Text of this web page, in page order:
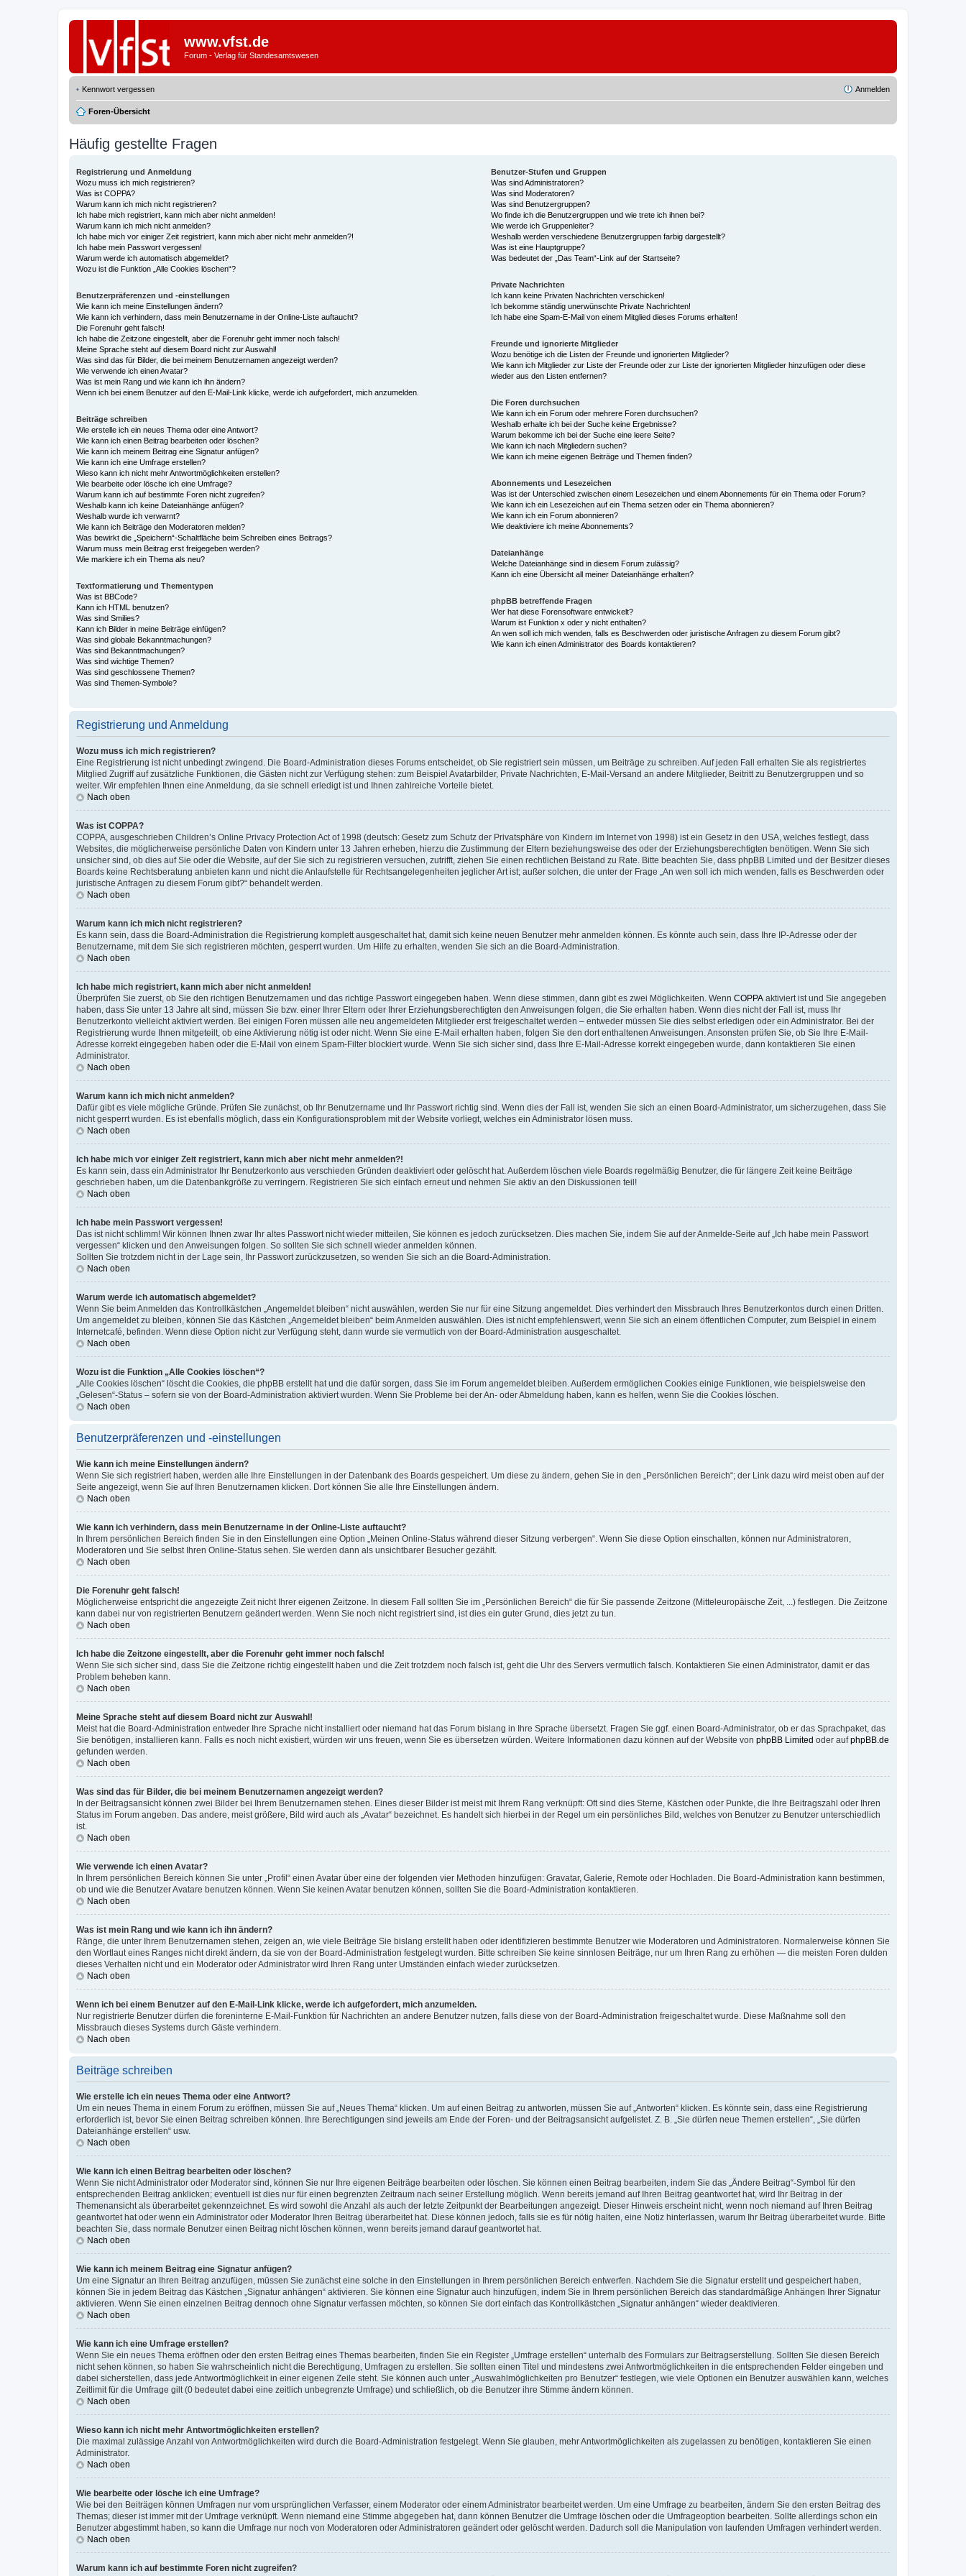
www.vfst.de
Forum - Verlag für Standesamtswesen
Kennwort vergessen Anmelden
Foren-Übersicht
Häufig gestellte Fragen
Registrierung und Anmeldung
Wozu muss ich mich registrieren?
Was ist COPPA?
Warum kann ich mich nicht registrieren?
Ich habe mich registriert, kann mich aber nicht anmelden!
Warum kann ich mich nicht anmelden?
Ich habe mich vor einiger Zeit registriert, kann mich aber nicht mehr anmelden?!
Ich habe mein Passwort vergessen!
Warum werde ich automatisch abgemeldet?
Wozu ist die Funktion „Alle Cookies löschen“?
Benutzerpräferenzen und -einstellungen
Wie kann ich meine Einstellungen ändern?
Wie kann ich verhindern, dass mein Benutzername in der Online-Liste auftaucht?
Die Forenuhr geht falsch!
Ich habe die Zeitzone eingestellt, aber die Forenuhr geht immer noch falsch!
Meine Sprache steht auf diesem Board nicht zur Auswahl!
Was sind das für Bilder, die bei meinem Benutzernamen angezeigt werden?
Wie verwende ich einen Avatar?
Was ist mein Rang und wie kann ich ihn ändern?
Wenn ich bei einem Benutzer auf den E-Mail-Link klicke, werde ich aufgefordert, mich anzumelden.
Beiträge schreiben
Wie erstelle ich ein neues Thema oder eine Antwort?
Wie kann ich einen Beitrag bearbeiten oder löschen?
Wie kann ich meinem Beitrag eine Signatur anfügen?
Wie kann ich eine Umfrage erstellen?
Wieso kann ich nicht mehr Antwortmöglichkeiten erstellen?
Wie bearbeite oder lösche ich eine Umfrage?
Warum kann ich auf bestimmte Foren nicht zugreifen?
Weshalb kann ich keine Dateianhänge anfügen?
Weshalb wurde ich verwarnt?
Wie kann ich Beiträge den Moderatoren melden?
Was bewirkt die „Speichern“-Schaltfläche beim Schreiben eines Beitrags?
Warum muss mein Beitrag erst freigegeben werden?
Wie markiere ich ein Thema als neu?
Textformatierung und Thementypen
Was ist BBCode?
Kann ich HTML benutzen?
Was sind Smilies?
Kann ich Bilder in meine Beiträge einfügen?
Was sind globale Bekanntmachungen?
Was sind Bekanntmachungen?
Was sind wichtige Themen?
Was sind geschlossene Themen?
Was sind Themen-Symbole?
Benutzer-Stufen und Gruppen
Was sind Administratoren?
Was sind Moderatoren?
Was sind Benutzergruppen?
Wo finde ich die Benutzergruppen und wie trete ich ihnen bei?
Wie werde ich Gruppenleiter?
Weshalb werden verschiedene Benutzergruppen farbig dargestellt?
Was ist eine Hauptgruppe?
Was bedeutet der „Das Team“-Link auf der Startseite?
Private Nachrichten
Ich kann keine Privaten Nachrichten verschicken!
Ich bekomme ständig unerwünschte Private Nachrichten!
Ich habe eine Spam-E-Mail von einem Mitglied dieses Forums erhalten!
Freunde und ignorierte Mitglieder
Wozu benötige ich die Listen der Freunde und ignorierten Mitglieder?
Wie kann ich Mitglieder zur Liste der Freunde oder zur Liste der ignorierten Mitglieder hinzufügen oder diese
wieder aus den Listen entfernen?
Die Foren durchsuchen
Wie kann ich ein Forum oder mehrere Foren durchsuchen?
Weshalb erhalte ich bei der Suche keine Ergebnisse?
Warum bekomme ich bei der Suche eine leere Seite?
Wie kann ich nach Mitgliedern suchen?
Wie kann ich meine eigenen Beiträge und Themen finden?
Abonnements und Lesezeichen
Was ist der Unterschied zwischen einem Lesezeichen und einem Abonnements für ein Thema oder Forum?
Wie kann ich ein Lesezeichen auf ein Thema setzen oder ein Thema abonnieren?
Wie kann ich ein Forum abonnieren?
Wie deaktiviere ich meine Abonnements?
Dateianhänge
Welche Dateianhänge sind in diesem Forum zulässig?
Kann ich eine Übersicht all meiner Dateianhänge erhalten?
phpBB betreffende Fragen
Wer hat diese Forensoftware entwickelt?
Warum ist Funktion x oder y nicht enthalten?
An wen soll ich mich wenden, falls es Beschwerden oder juristische Anfragen zu diesem Forum gibt?
Wie kann ich einen Administrator des Boards kontaktieren?
Registrierung und Anmeldung
Wozu muss ich mich registrieren?
Eine Registrierung ist nicht unbedingt zwingend. Die Board-Administration dieses Forums entscheidet, ob Sie registriert sein müssen, um Beiträge zu schreiben. Auf jeden Fall erhalten Sie als registriertes
Mitglied Zugriff auf zusätzliche Funktionen, die Gästen nicht zur Verfügung stehen: zum Beispiel Avatarbilder, Private Nachrichten, E-Mail-Versand an andere Mitglieder, Beitritt zu Benutzergruppen und so
weiter. Wir empfehlen Ihnen eine Anmeldung, da sie schnell erledigt ist und Ihnen zahlreiche Vorteile bietet.
Nach oben
Was ist COPPA?
COPPA, ausgeschrieben Children’s Online Privacy Protection Act of 1998 (deutsch: Gesetz zum Schutz der Privatsphäre von Kindern im Internet von 1998) ist ein Gesetz in den USA, welches festlegt, dass
Websites, die möglicherweise persönliche Daten von Kindern unter 13 Jahren erheben, hierzu die Zustimmung der Eltern beziehungsweise des oder der Erziehungsberechtigten benötigen. Wenn Sie sich
unsicher sind, ob dies auf Sie oder die Website, auf der Sie sich zu registrieren versuchen, zutrifft, ziehen Sie einen rechtlichen Beistand zu Rate. Bitte beachten Sie, dass phpBB Limited und der Besitzer dieses
Boards keine Rechtsberatung anbieten kann und nicht die Anlaufstelle für Rechtsangelegenheiten jeglicher Art ist; außer solchen, die unter der Frage „An wen soll ich mich wenden, falls es Beschwerden oder
juristische Anfragen zu diesem Forum gibt?“ behandelt werden.
Nach oben
Warum kann ich mich nicht registrieren?
Es kann sein, dass die Board-Administration die Registrierung komplett ausgeschaltet hat, damit sich keine neuen Benutzer mehr anmelden können. Es könnte auch sein, dass Ihre IP-Adresse oder der
Benutzername, mit dem Sie sich registrieren möchten, gesperrt wurden. Um Hilfe zu erhalten, wenden Sie sich an die Board-Administration.
Nach oben
Ich habe mich registriert, kann mich aber nicht anmelden!
Überprüfen Sie zuerst, ob Sie den richtigen Benutzernamen und das richtige Passwort eingegeben haben. Wenn diese stimmen, dann gibt es zwei Möglichkeiten. Wenn COPPA aktiviert ist und Sie angegeben
haben, dass Sie unter 13 Jahre alt sind, müssen Sie bzw. einer Ihrer Eltern oder Ihrer Erziehungsberechtigten den Anweisungen folgen, die Sie erhalten haben. Wenn dies nicht der Fall ist, muss Ihr
Benutzerkonto vielleicht aktiviert werden. Bei einigen Foren müssen alle neu angemeldeten Mitglieder erst freigeschaltet werden – entweder müssen Sie dies selbst erledigen oder ein Administrator. Bei der
Registrierung wurde Ihnen mitgeteilt, ob eine Aktivierung nötig ist oder nicht. Wenn Sie eine E-Mail erhalten haben, folgen Sie den dort enthaltenen Anweisungen. Ansonsten prüfen Sie, ob Sie Ihre E-Mail-
Adresse korrekt eingegeben haben oder die E-Mail von einem Spam-Filter blockiert wurde. Wenn Sie sich sicher sind, dass Ihre E-Mail-Adresse korrekt eingegeben wurde, dann kontaktieren Sie einen
Administrator.
Nach oben
Warum kann ich mich nicht anmelden?
Dafür gibt es viele mögliche Gründe. Prüfen Sie zunächst, ob Ihr Benutzername und Ihr Passwort richtig sind. Wenn dies der Fall ist, wenden Sie sich an einen Board-Administrator, um sicherzugehen, dass Sie
nicht gesperrt wurden. Es ist ebenfalls möglich, dass ein Konfigurationsproblem mit der Website vorliegt, welches ein Administrator lösen muss.
Nach oben
Ich habe mich vor einiger Zeit registriert, kann mich aber nicht mehr anmelden?!
Es kann sein, dass ein Administrator Ihr Benutzerkonto aus verschieden Gründen deaktiviert oder gelöscht hat. Außerdem löschen viele Boards regelmäßig Benutzer, die für längere Zeit keine Beiträge
geschrieben haben, um die Datenbankgröße zu verringern. Registrieren Sie sich einfach erneut und nehmen Sie aktiv an den Diskussionen teil!
Nach oben
Ich habe mein Passwort vergessen!
Das ist nicht schlimm! Wir können Ihnen zwar Ihr altes Passwort nicht wieder mitteilen, Sie können es jedoch zurücksetzen. Dies machen Sie, indem Sie auf der Anmelde-Seite auf „Ich habe mein Passwort
vergessen“ klicken und den Anweisungen folgen. So sollten Sie sich schnell wieder anmelden können.
Sollten Sie trotzdem nicht in der Lage sein, Ihr Passwort zurückzusetzen, so wenden Sie sich an die Board-Administration.
Nach oben
Warum werde ich automatisch abgemeldet?
Wenn Sie beim Anmelden das Kontrollkästchen „Angemeldet bleiben“ nicht auswählen, werden Sie nur für eine Sitzung angemeldet. Dies verhindert den Missbrauch Ihres Benutzerkontos durch einen Dritten.
Um angemeldet zu bleiben, können Sie das Kästchen „Angemeldet bleiben“ beim Anmelden auswählen. Dies ist nicht empfehlenswert, wenn Sie sich an einem öffentlichen Computer, zum Beispiel in einem
Internetcafé, befinden. Wenn diese Option nicht zur Verfügung steht, dann wurde sie vermutlich von der Board-Administration ausgeschaltet.
Nach oben
Wozu ist die Funktion „Alle Cookies löschen“?
„Alle Cookies löschen“ löscht die Cookies, die phpBB erstellt hat und die dafür sorgen, dass Sie im Forum angemeldet bleiben. Außerdem ermöglichen Cookies einige Funktionen, wie beispielsweise den
„Gelesen“-Status – sofern sie von der Board-Administration aktiviert wurden. Wenn Sie Probleme bei der An- oder Abmeldung haben, kann es helfen, wenn Sie die Cookies löschen.
Nach oben
Benutzerpräferenzen und -einstellungen
Wie kann ich meine Einstellungen ändern?
Wenn Sie sich registriert haben, werden alle Ihre Einstellungen in der Datenbank des Boards gespeichert. Um diese zu ändern, gehen Sie in den „Persönlichen Bereich“; der Link dazu wird meist oben auf der
Seite angezeigt, wenn Sie auf Ihren Benutzernamen klicken. Dort können Sie alle Ihre Einstellungen ändern.
Nach oben
Wie kann ich verhindern, dass mein Benutzername in der Online-Liste auftaucht?
In Ihrem persönlichen Bereich finden Sie in den Einstellungen eine Option „Meinen Online-Status während dieser Sitzung verbergen“. Wenn Sie diese Option einschalten, können nur Administratoren,
Moderatoren und Sie selbst Ihren Online-Status sehen. Sie werden dann als unsichtbarer Besucher gezählt.
Nach oben
Die Forenuhr geht falsch!
Möglicherweise entspricht die angezeigte Zeit nicht Ihrer eigenen Zeitzone. In diesem Fall sollten Sie im „Persönlichen Bereich“ die für Sie passende Zeitzone (Mitteleuropäische Zeit, ...) festlegen. Die Zeitzone
kann dabei nur von registrierten Benutzern geändert werden. Wenn Sie noch nicht registriert sind, ist dies ein guter Grund, dies jetzt zu tun.
Nach oben
Ich habe die Zeitzone eingestellt, aber die Forenuhr geht immer noch falsch!
Wenn Sie sich sicher sind, dass Sie die Zeitzone richtig eingestellt haben und die Zeit trotzdem noch falsch ist, geht die Uhr des Servers vermutlich falsch. Kontaktieren Sie einen Administrator, damit er das
Problem beheben kann.
Nach oben
Meine Sprache steht auf diesem Board nicht zur Auswahl!
Meist hat die Board-Administration entweder Ihre Sprache nicht installiert oder niemand hat das Forum bislang in Ihre Sprache übersetzt. Fragen Sie ggf. einen Board-Administrator, ob er das Sprachpaket, das
Sie benötigen, installieren kann. Falls es noch nicht existiert, würden wir uns freuen, wenn Sie es übersetzen würden. Weitere Informationen dazu können auf der Website von phpBB Limited oder aufphpBB.de
gefunden werden.
Nach oben
Was sind das für Bilder, die bei meinem Benutzernamen angezeigt werden?
In der Beitragsansicht können zwei Bilder bei Ihrem Benutzernamen stehen. Eines dieser Bilder ist meist mit Ihrem Rang verknüpft: Oft sind dies Sterne, Kästchen oder Punkte, die Ihre Beitragszahl oder Ihren
Status im Forum angeben. Das andere, meist größere, Bild wird auch als „Avatar“ bezeichnet. Es handelt sich hierbei in der Regel um ein persönliches Bild, welches von Benutzer zu Benutzer unterschiedlich
ist.
Nach oben
Wie verwende ich einen Avatar?
In Ihrem persönlichen Bereich können Sie unter „Profil“ einen Avatar über eine der folgenden vier Methoden hinzufügen: Gravatar, Galerie, Remote oder Hochladen. Die Board-Administration kann bestimmen,
ob und wie die Benutzer Avatare benutzen können. Wenn Sie keinen Avatar benutzen können, sollten Sie die Board-Administration kontaktieren.
Nach oben
Was ist mein Rang und wie kann ich ihn ändern?
Ränge, die unter Ihrem Benutzernamen stehen, zeigen an, wie viele Beiträge Sie bislang erstellt haben oder identifizieren bestimmte Benutzer wie Moderatoren und Administratoren. Normalerweise können Sie
den Wortlaut eines Ranges nicht direkt ändern, da sie von der Board-Administration festgelegt wurden. Bitte schreiben Sie keine sinnlosen Beiträge, nur um Ihren Rang zu erhöhen — die meisten Foren dulden
dieses Verhalten nicht und ein Moderator oder Administrator wird Ihren Rang unter Umständen einfach wieder zurücksetzen.
Nach oben
Wenn ich bei einem Benutzer auf den E-Mail-Link klicke, werde ich aufgefordert, mich anzumelden.
Nur registrierte Benutzer dürfen die foreninterne E-Mail-Funktion für Nachrichten an andere Benutzer nutzen, falls diese von der Board-Administration freigeschaltet wurde. Diese Maßnahme soll den
Missbrauch dieses Systems durch Gäste verhindern.
Nach oben
Beiträge schreiben
Wie erstelle ich ein neues Thema oder eine Antwort?
Um ein neues Thema in einem Forum zu eröffnen, müssen Sie auf „Neues Thema“ klicken. Um auf einen Beitrag zu antworten, müssen Sie auf „Antworten“ klicken. Es könnte sein, dass eine Registrierung
erforderlich ist, bevor Sie einen Beitrag schreiben können. Ihre Berechtigungen sind jeweils am Ende der Foren- und der Beitragsansicht aufgelistet. Z. B. „Sie dürfen neue Themen erstellen“, „Sie dürfen
Dateianhänge erstellen“ usw.
Nach oben
Wie kann ich einen Beitrag bearbeiten oder löschen?
Wenn Sie nicht Administrator oder Moderator sind, können Sie nur Ihre eigenen Beiträge bearbeiten oder löschen. Sie können einen Beitrag bearbeiten, indem Sie das „Ändere Beitrag“-Symbol für den
entsprechenden Beitrag anklicken; eventuell ist dies nur für einen begrenzten Zeitraum nach seiner Erstellung möglich. Wenn bereits jemand auf Ihren Beitrag geantwortet hat, wird Ihr Beitrag in der
Themenansicht als überarbeitet gekennzeichnet. Es wird sowohl die Anzahl als auch der letzte Zeitpunkt der Bearbeitungen angezeigt. Dieser Hinweis erscheint nicht, wenn noch niemand auf Ihren Beitrag
geantwortet hat oder wenn ein Administrator oder Moderator Ihren Beitrag überarbeitet hat. Diese können jedoch, falls sie es für nötig halten, eine Notiz hinterlassen, warum Ihr Beitrag überarbeitet wurde. Bitte
beachten Sie, dass normale Benutzer einen Beitrag nicht löschen können, wenn bereits jemand darauf geantwortet hat.
Nach oben
Wie kann ich meinem Beitrag eine Signatur anfügen?
Um eine Signatur an Ihren Beitrag anzufügen, müssen Sie zunächst eine solche in den Einstellungen in Ihrem persönlichen Bereich entwerfen. Nachdem Sie die Signatur erstellt und gespeichert haben,
können Sie in jedem Beitrag das Kästchen „Signatur anhängen“ aktivieren. Sie können eine Signatur auch hinzufügen, indem Sie in Ihrem persönlichen Bereich das standardmäßige Anhängen Ihrer Signatur
aktivieren. Wenn Sie einen einzelnen Beitrag dennoch ohne Signatur verfassen möchten, so können Sie dort einfach das Kontrollkästchen „Signatur anhängen“ wieder deaktivieren.
Nach oben
Wie kann ich eine Umfrage erstellen?
Wenn Sie ein neues Thema eröffnen oder den ersten Beitrag eines Themas bearbeiten, finden Sie ein Register „Umfrage erstellen“ unterhalb des Formulars zur Beitragserstellung. Sollten Sie diesen Bereich
nicht sehen können, so haben Sie wahrscheinlich nicht die Berechtigung, Umfragen zu erstellen. Sie sollten einen Titel und mindestens zwei Antwortmöglichkeiten in die entsprechenden Felder eingeben und
dabei sicherstellen, dass jede Antwortmöglichkeit in einer eigenen Zeile steht. Sie können auch unter „Auswahlmöglichkeiten pro Benutzer“ festlegen, wie viele Optionen ein Benutzer auswählen kann, welches
Zeitlimit für die Umfrage gilt (0 bedeutet dabei eine zeitlich unbegrenzte Umfrage) und schließlich, ob die Benutzer ihre Stimme ändern können.
Nach oben
Wieso kann ich nicht mehr Antwortmöglichkeiten erstellen?
Die maximal zulässige Anzahl von Antwortmöglichkeiten wird durch die Board-Administration festgelegt. Wenn Sie glauben, mehr Antwortmöglichkeiten als zugelassen zu benötigen, kontaktieren Sie einen
Administrator.
Nach oben
Wie bearbeite oder lösche ich eine Umfrage?
Wie bei den Beiträgen können Umfragen nur vom ursprünglichen Verfasser, einem Moderator oder einem Administrator bearbeitet werden. Um eine Umfrage zu bearbeiten, ändern Sie den ersten Beitrag des
Themas; dieser ist immer mit der Umfrage verknüpft. Wenn niemand eine Stimme abgegeben hat, dann können Benutzer die Umfrage löschen oder die Umfrageoption bearbeiten. Sollte allerdings schon ein
Benutzer abgestimmt haben, so kann die Umfrage nur noch von Moderatoren oder Administratoren geändert oder gelöscht werden. Dadurch soll die Manipulation von laufenden Umfragen verhindert werden.
Nach oben
Warum kann ich auf bestimmte Foren nicht zugreifen?